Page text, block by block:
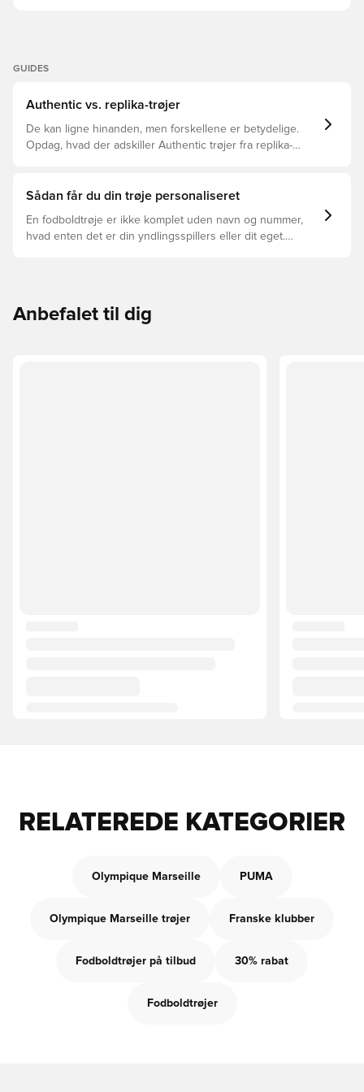
GUIDES
Authentic vs. replika-trøjer
De kan ligne hinanden, men forskellene er betydelige.
Opdag, hvad der adskiller Authentic trøjer fra replika-
Sådan får du din trøje personaliseret
En fodboldtrøje er ikke komplet uden navn og nummer,
hvad enten det er din yndlingsspillers eller dit eget.
Anbefalet til dig
RELATEREDE KATEGORIER
Olympique Marseille PUMA
Olympique Marseille trøjer Franske klubber
Fodboldtrøjer på tilbud 30% rabat
Fodboldtrøjer